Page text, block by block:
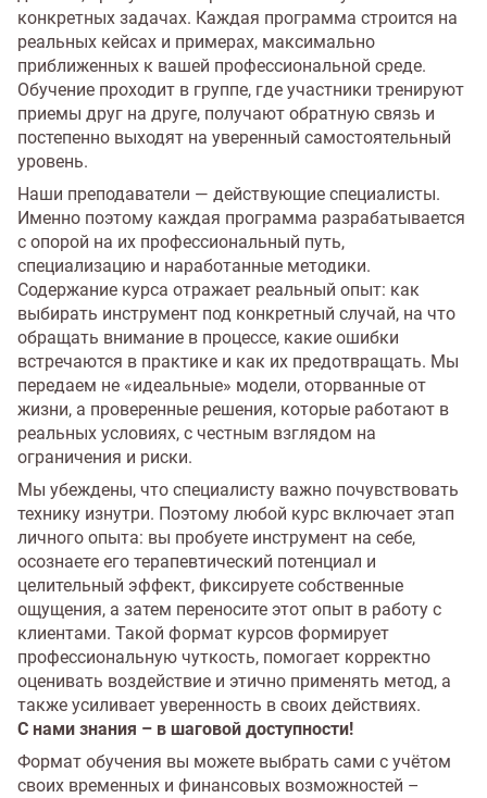
конкретных задачах. Каждая программа строится на
реальных кейсах и примерах, максимально
приближенных к вашей профессиональной среде.
Обучение проходит в группе, где участники тренируют
приемы друг на друге, получают обратную связь и
постепенно выходят на уверенный самостоятельный
уровень.
Наши преподаватели — действующие специалисты.
Именно поэтому каждая программа разрабатывается
с опорой на их профессиональный путь,
специализацию и наработанные методики.
Содержание курса отражает реальный опыт: как
выбирать инструмент под конкретный случай, на что
обращать внимание в процессе, какие ошибки
встречаются в практике и как их предотвращать. Мы
передаем не «идеальные» модели, оторванные от
жизни, а проверенные решения, которые работают в
реальных условиях, с честным взглядом на
ограничения и риски.
Мы убеждены, что специалисту важно почувствовать
технику изнутри. Поэтому любой курс включает этап
личного опыта: вы пробуете инструмент на себе,
осознаете его терапевтический потенциал и
целительный эффект, фиксируете собственные
ощущения, а затем переносите этот опыт в работу с
клиентами. Такой формат курсов формирует
профессиональную чуткость, помогает корректно
оценивать воздействие и этично применять метод, а
также усиливает уверенность в своих действиях.
С нами знания – в шаговой доступности!
Формат обучения вы можете выбрать сами с учётом
своих временных и финансовых возможностей –